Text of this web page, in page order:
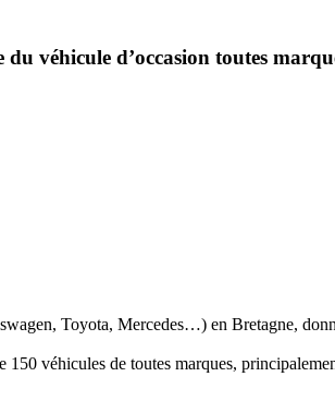
véhicule d’occasion toutes
Toyota, Mercedes…) en Bretagne,
véhicules de toutes marques,